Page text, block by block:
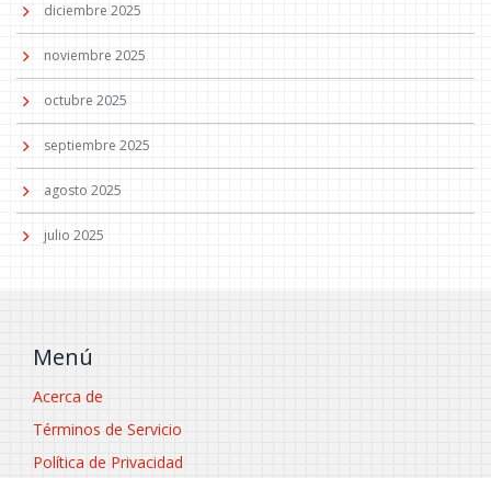
diciembre 2025
noviembre 2025
octubre 2025
septiembre 2025
agosto 2025
julio 2025
Menú
Acerca de
Términos de Servicio
Política de Privacidad